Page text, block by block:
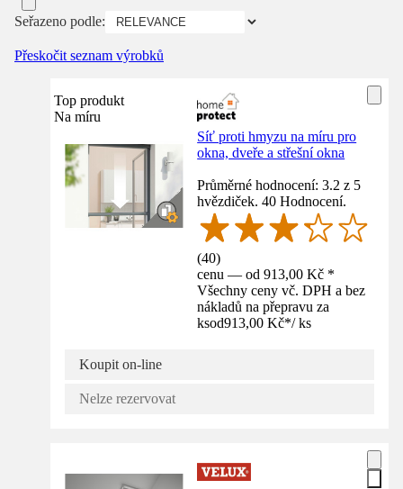
Seřazeno podle:
Přeskočit seznam výrobků
Top produkt
Na míru
Síť proti hmyzu na míru pro
okna, dveře a střešní okna
Průměrné hodnocení: 3.2 z 5
hvězdiček. 40 Hodnocení.
(40)
cenu — od 913,00 Kč *
Všechny ceny vč. DPH a bez
nákladů na přepravu za
ksod913,00 Kč*/ ks
Koupit on-line
Nelze rezervovat